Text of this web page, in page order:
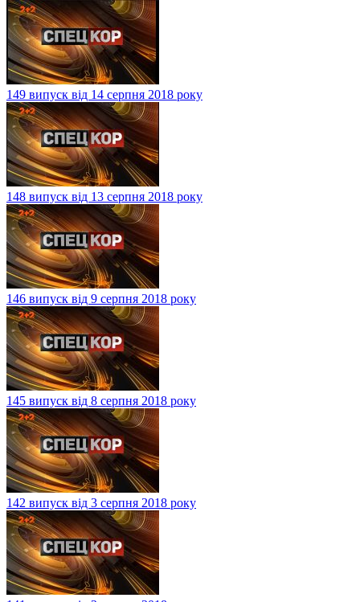
149 випуск від 14 серпня 2018 року
148 випуск від 13 серпня 2018 року
146 випуск від 9 серпня 2018 року
145 випуск від 8 серпня 2018 року
142 випуск від 3 серпня 2018 року